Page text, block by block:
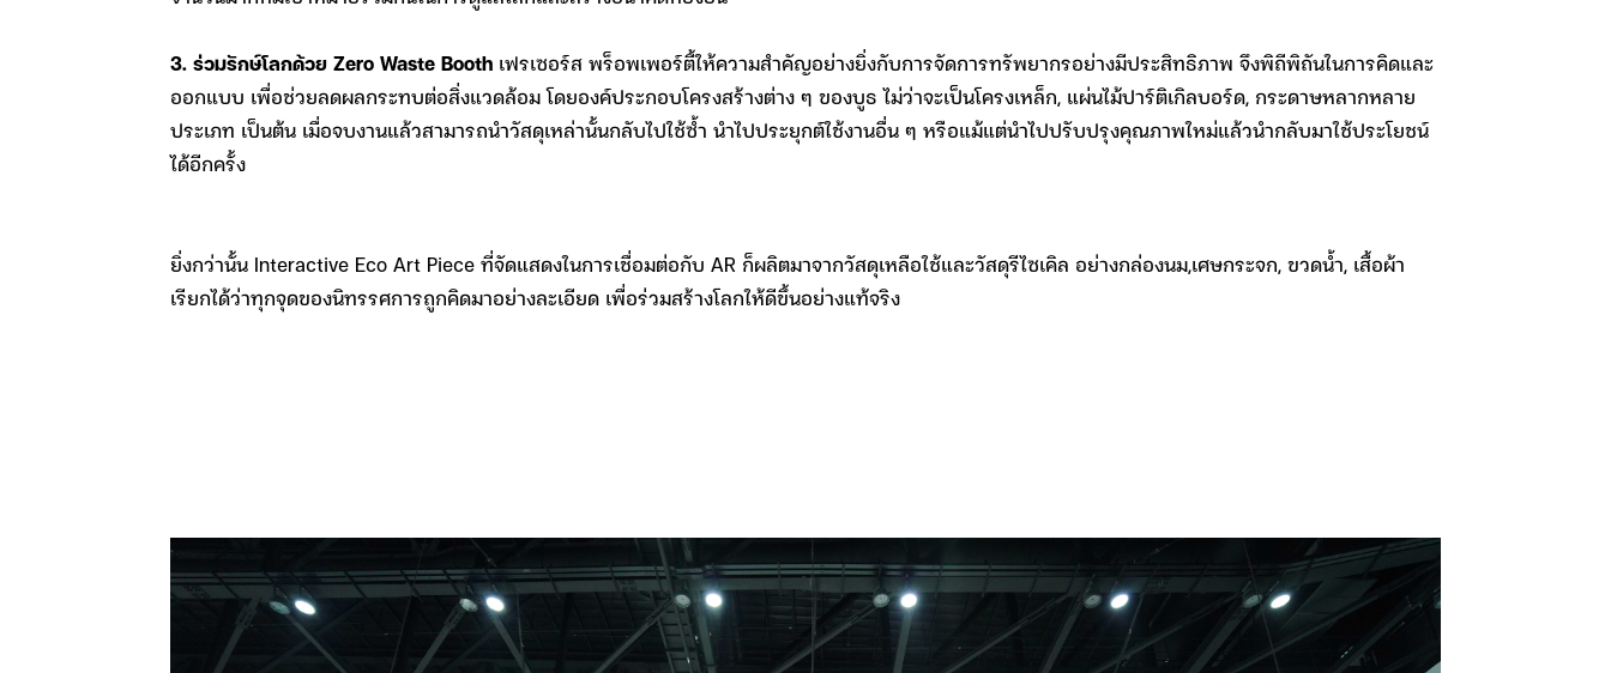
3. ร่วมรักษ์โลกด้วย Zero Waste Booth เฟรเซอร์ส พร็อพเพอร์ตี้ให้ความสำคัญอย่างยิ่งกับการจัดการทรัพยากรอย่างมีประสิทธิภาพ จึงพิถีพิถันในการคิดและ
ออกแบบ เพื่อช่วยลดผลกระทบต่อสิ่งแวดล้อม โดยองค์ประกอบโครงสร้างต่าง ๆ ของบูธ ไม่ว่าจะเป็นโครงเหล็ก, แผ่นไม้ปาร์ติเกิลบอร์ด, กระดาษหลากหลาย
ประเภท เป็นต้น เมื่อจบงานแล้วสามารถนำวัสดุเหล่านั้นกลับไปใช้ซ้ำ นำไปประยุกต์ใช้งานอื่น ๆ หรือแม้แต่นำไปปรับปรุงคุณภาพใหม่แล้วนำกลับมาใช้ประโยชน์
ได้อีกครั้ง
ยิ่งกว่านั้น Interactive Eco Art Piece ที่จัดแสดงในการเชื่อมต่อกับ AR ก็ผลิตมาจากวัสดุเหลือใช้และวัสดุรีไซเคิล อย่างกล่องนม,เศษกระจก, ขวดน้ำ, เสื้อผ้า
เรียกได้ว่าทุกจุดของนิทรรศการถูกคิดมาอย่างละเอียด เพื่อร่วมสร้างโลกให้ดีขึ้นอย่างแท้จริง